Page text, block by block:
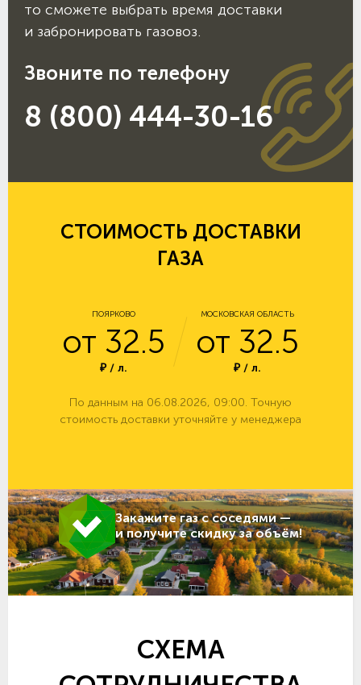
то сможете выбрать время доставки
и забронировать газовоз.
Звоните по телефону
8 (800) 444-30-16
СТОИМОСТЬ ДОСТАВКИ
ГАЗА
ПОЯРКОВО
от 32.5
₽ / л.
МОСКОВСКАЯ ОБЛАСТЬ
от 32.5
₽ / л.
По данным на 06.08.2026, 09:00. Точную
стоимость доставки уточняйте у менеджера
Закажите газ с соседями —
и получите скидку за объём!
СХЕМА